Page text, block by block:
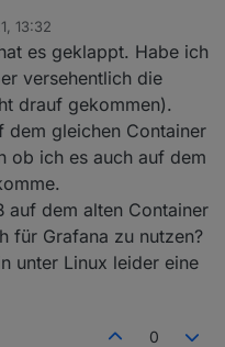
13:32
es geklappt. Habe ich
versehentlich die
drauf gekommen).
dem gleichen Container
ob ich es auch auf dem
auf dem alten Container
für Grafana zu nutzen?
unter Linux leider eine
0